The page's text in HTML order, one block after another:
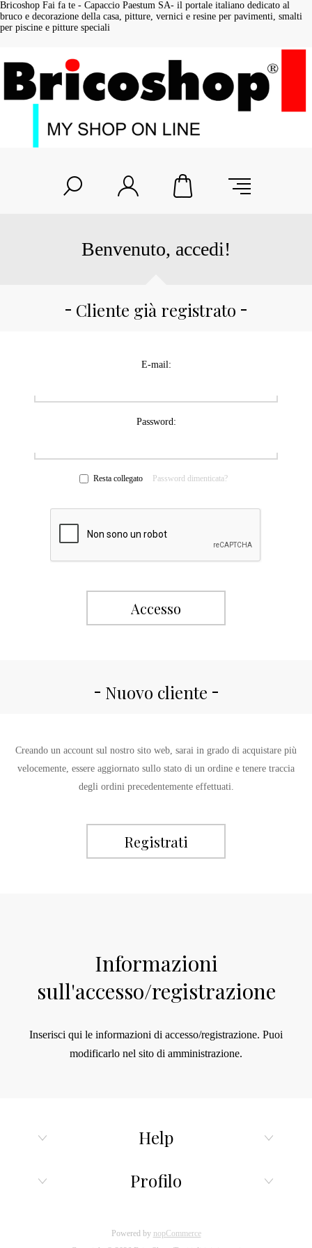
Bricoshop Fai fa te - Capaccio Paestum SA- il portale italiano dedicato al
bruco e decorazione della casa, pitture, vernici e resine per pavimenti, smalti
per piscine e pitture speciali
Benvenuto, accedi!
Cliente già registrato
E-mail:
Password:
Resta collegato Password dimenticata?
Nuovo cliente
Creando un account sul nostro sito web, sarai in grado di acquistare più
velocemente, essere aggiornato sullo stato di un ordine e tenere traccia
degli ordini precedentemente effettuati.
Informazioni
sull'accesso/registrazione
Inserisci qui le informazioni di accesso/registrazione. Puoi
modificarlo nel sito di amministrazione.
Help
Profilo
Powered by nopCommerce